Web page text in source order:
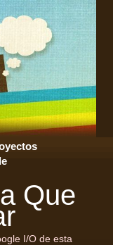
Que
I/O de esta